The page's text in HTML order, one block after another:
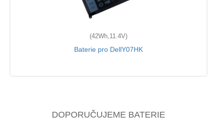
(42Wh,11.4V)
Baterie pro DellY07HK
DOPORUČUJEME BATERIE